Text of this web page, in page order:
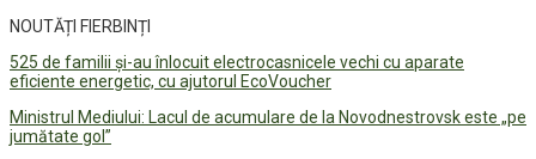
NOUTĂȚI FIERBINȚI
525 de familii și-au înlocuit electrocasnicele vechi cu aparate
eficiente energetic, cu ajutorul EcoVoucher
Ministrul Mediului: Lacul de acumulare de la Novodnestrovsk este „pe
jumătate gol”